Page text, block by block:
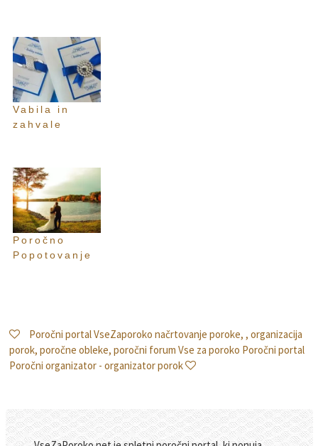
Vabila in
zahvale
Poročno
Popotovanje
Poročni portal VseZaporoko načrtovanje poroke, , organizacija
porok, poročne obleke, poročni forum Vse za poroko Poročni portal
Poročni organizator - organizator porok